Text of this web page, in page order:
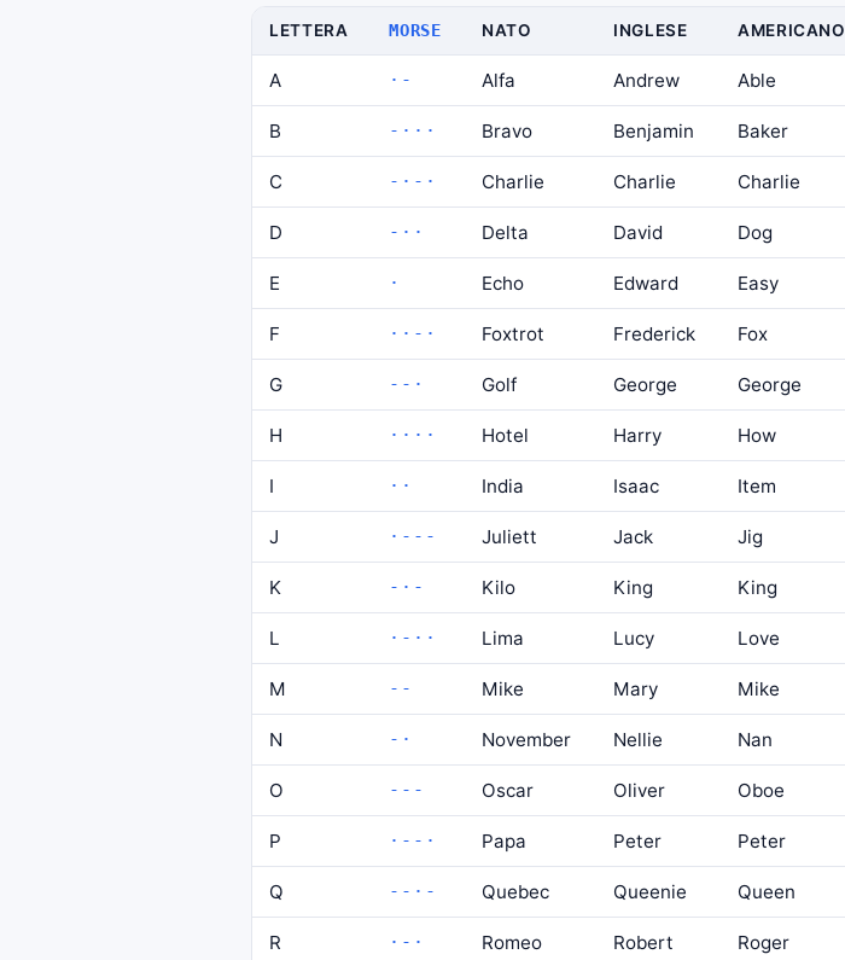
LETTERA MORSE NATO INGLESE AMERICANO
A ·- Alfa Andrew Able
B -··· Bravo Benjamin Baker
C -·-· Charlie Charlie Charlie
D -·· Delta David Dog
E · Echo Edward Easy
F ··-· Foxtrot Frederick Fox
G --· Golf George George
H ···· Hotel Harry How
I ·· India Isaac Item
J ·--- Juliett Jack Jig
K -·- Kilo King King
L ·-·· Lima Lucy Love
M -- Mike Mary Mike
N -· November Nellie Nan
O --- Oscar Oliver Oboe
P ·--· Papa Peter Peter
Q --·- Quebec Queenie Queen
R ·-· Romeo Robert Roger